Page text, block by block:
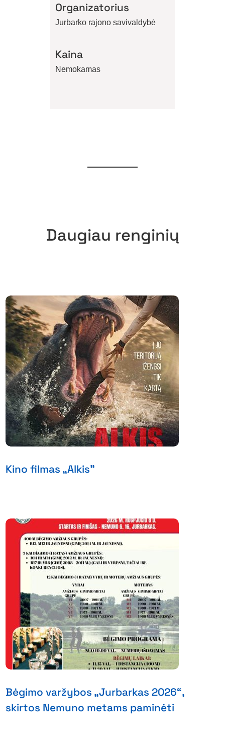
Organizatorius
Jurbarko rajono savivaldybė
Kaina
Nemokamas
Daugiau renginių
Kino filmas „Alkis”
Bėgimo varžybos „Jurbarkas 2026“,
skirtos Nemuno metams paminėti